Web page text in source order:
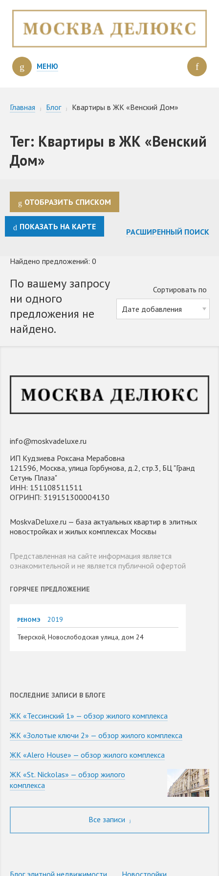
МЕНЮ
Главная Блог Квартиры в ЖК «Венский Дом»
Тег: Квартиры в ЖК «Венский
Дом»
ОТОБРАЗИТЬ СПИСКОМ
ПОКАЗАТЬ НА КАРТЕ
РАСШИРЕННЫЙ ПОИСК
Найдено предложений: 0
Сортировать по
По вашему запросу
ни одного
предложения не
найдено.
info@moskvadeluxe.ru
ИП Кудзиева Роксана Мерабовна
121596, Москва, улица Горбунова, д.2, стр.3, БЦ "Гранд
Сетунь Плаза"
ИНН: 151108511511
ОГРИНП: 319151300004130
MoskvaDeluxe.ru — база актуальных квартир в элитных
новостройках и жилых комплексах Москвы
Представленная на сайте информация является
ознакомительной и не является публичной офертой
ГОРЯЧЕЕ ПРЕДЛОЖЕНИЕ
РЕНОМЭ
2019
Тверской, Новослободская улица, дом 24
ПОСЛЕДНИЕ ЗАПИСИ В БЛОГЕ
ЖК «Тессинский 1» — обзор жилого комплекса
ЖК «Золотые ключи 2» — обзор жилого комплекса
ЖК «Alero House» — обзор жилого комплекса
ЖК «St. Nickolas» — обзор жилого
комплекса
Все записи